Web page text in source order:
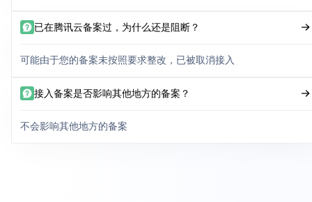
已在腾讯云备案过，为什么还是阻断？
可能由于您的备案未按照要求整改，已被取消接入
接入备案是否影响其他地方的备案？
不会影响其他地方的备案